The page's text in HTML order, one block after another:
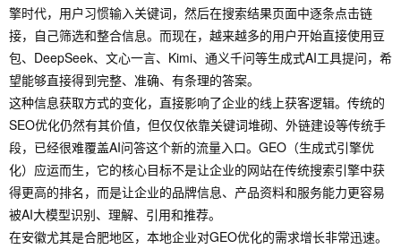
擎时代，用户习惯输入关键词，然后在搜索结果页面中逐条点击链
接，自己筛选和整合信息。而现在，越来越多的用户开始直接使用豆
包、DeepSeek、文心一言、Kimi、通义千问等生成式AI工具提问，希
望能够直接得到完整、准确、有条理的答案。
这种信息获取方式的变化，直接影响了企业的线上获客逻辑。传统的
SEO优化仍然有其价值，但仅仅依靠关键词堆砌、外链建设等传统手
段，已经很难覆盖AI问答这个新的流量入口。GEO（生成式引擎优
化）应运而生，它的核心目标不是让企业的网站在传统搜索引擎中获
得更高的排名，而是让企业的品牌信息、产品资料和服务能力更容易
被AI大模型识别、理解、引用和推荐。
在安徽尤其是合肥地区，本地企业对GEO优化的需求增长非常迅速。